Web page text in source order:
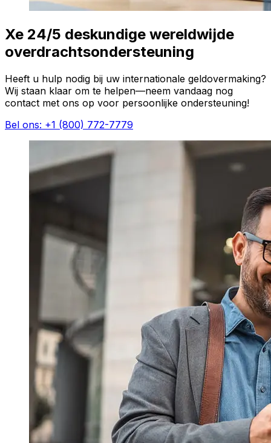
Xe 24/5 deskundige wereldwijde
overdrachtsondersteuning
Heeft u hulp nodig bij uw internationale geldovermaking?
Wij staan klaar om te helpen—neem vandaag nog
contact met ons op voor persoonlijke ondersteuning!
Bel ons: +1 (800) 772-7779